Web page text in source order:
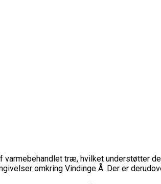
træ, hvilket understøtter
omkring Vindinge Å. Der er